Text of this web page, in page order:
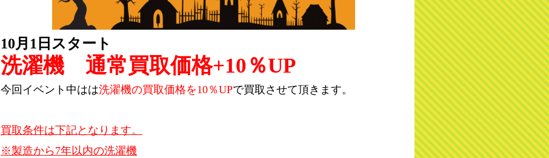
10月1日スタート
洗濯機 通常買取価格+10％UP
今回イベント中はは洗濯機の買取価格を10％UPで買取させて頂きます。
買取条件は下記となります。
※製造から7年以内の洗濯機